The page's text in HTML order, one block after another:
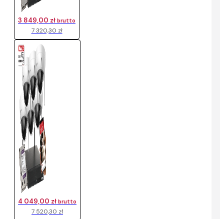
7 320,30 zł
3 849,00 zł brutto
7 520,30 zł
4 049,00 zł brutto